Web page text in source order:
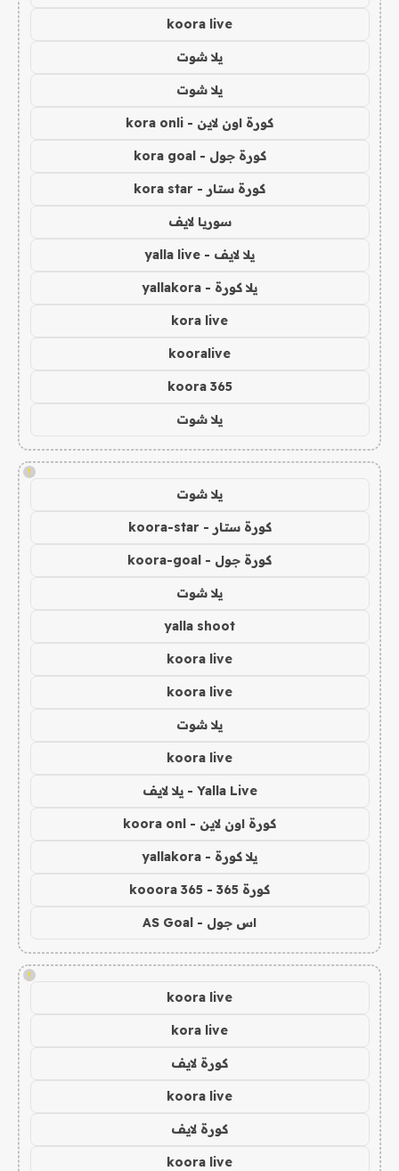
koora live
يلا شوت
يلا شوت
كورة اون لاين - kora onli
كورة جول - kora goal
كورة ستار - kora star
سوريا لايف
يلا لايف - yalla live
يلا كورة - yallakora
kora live
kooralive
koora 365
يلا شوت
!
يلا شوت
كورة ستار - koora-star
كورة جول - koora-goal
يلا شوت
yalla shoot
koora live
koora live
يلا شوت
koora live
Yalla Live - يلا لايف
كورة اون لاين - koora onl
يلا كورة - yallakora
كورة 365 - kooora 365
اس جول - AS Goal
!
koora live
kora live
كورة لايف
koora live
كورة لايف
koora live